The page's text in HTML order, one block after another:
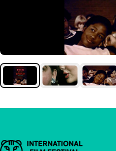
Belangrijke links